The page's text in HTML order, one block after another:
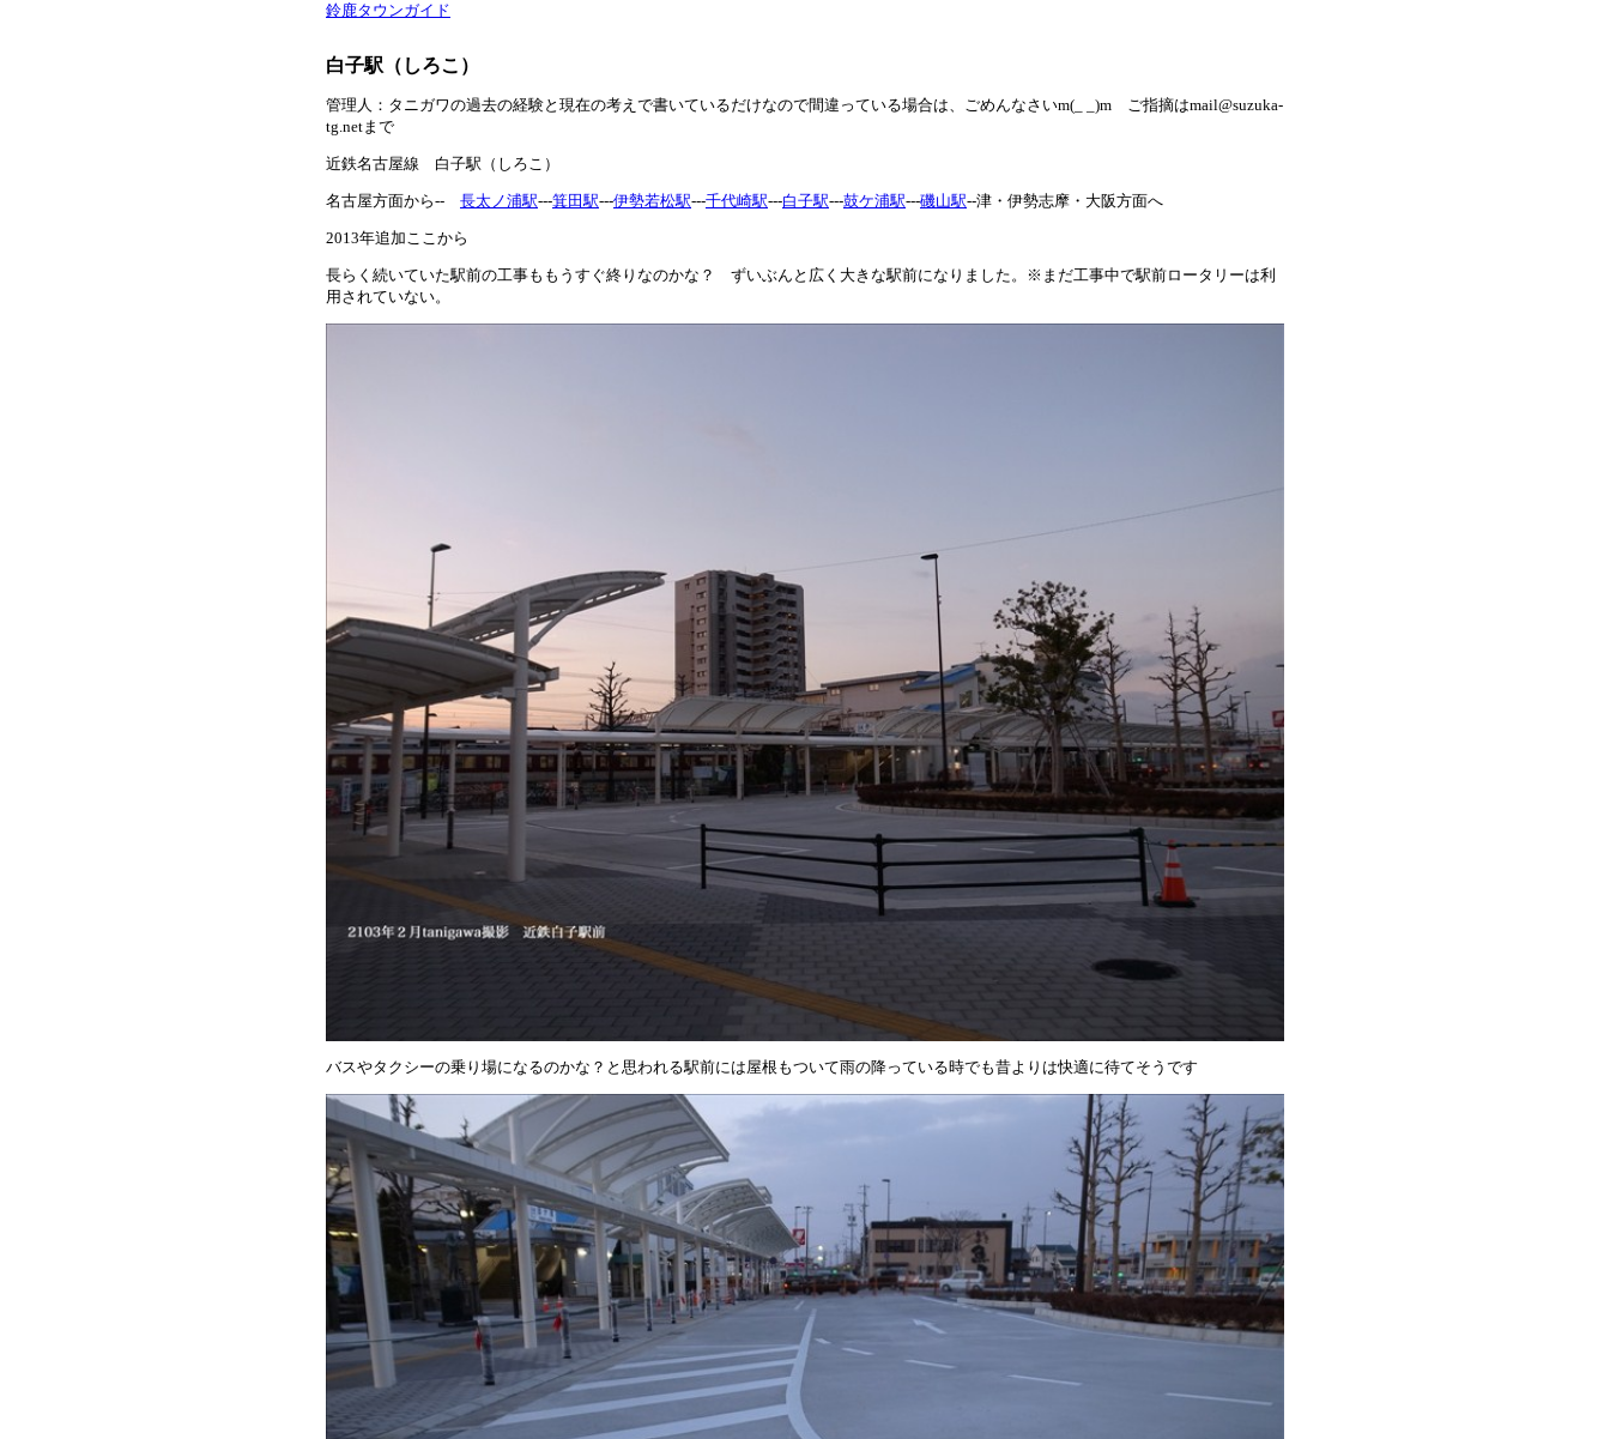
鈴鹿タウンガイド
白子駅（しろこ）
管理人：タニガワの過去の経験と現在の考えで書いているだけなので間違っている場合は、ごめんなさいm(_ _)m ご指摘はmail@suzuka-
tg.netまで
近鉄名古屋線 白子駅（しろこ）
名古屋方面から-- 長太ノ浦駅---箕田駅---伊勢若松駅---千代崎駅---白子駅---鼓ケ浦駅---磯山駅--津・伊勢志摩・大阪方面へ
2013年追加ここから
長らく続いていた駅前の工事ももうすぐ終りなのかな？ ずいぶんと広く大きな駅前になりました。※まだ工事中で駅前ロータリーは利
用されていない。
バスやタクシーの乗り場になるのかな？と思われる駅前には屋根もついて雨の降っている時でも昔よりは快適に待てそうです